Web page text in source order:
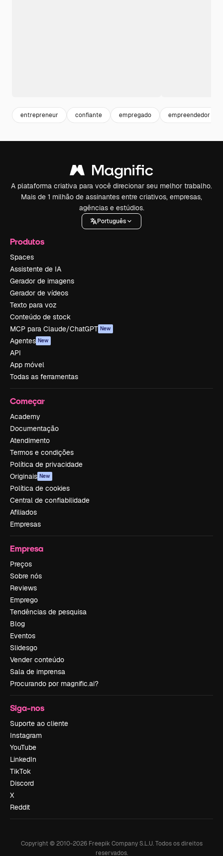
entrepreneur confiante empregado empreendedor
A plataforma criativa para você direcionar seu melhor trabalho.
Mais de 1 milhão de assinantes entre criativos, empresas,
agências e estúdios.
Português
Produtos
Spaces
Assistente de IA
Gerador de imagens
Gerador de vídeos
Texto para voz
Conteúdo de stock
MCP para Claude/ChatGPT New
Agentes New
API
App móvel
Todas as ferramentas
Começar
Academy
Documentação
Atendimento
Termos e condições
Política de privacidade
Originais New
Política de cookies
Central de confiabilidade
Afiliados
Empresas
Empresa
Preços
Sobre nós
Reviews
Emprego
Tendências de pesquisa
Blog
Eventos
Slidesgo
Vender conteúdo
Sala de imprensa
Procurando por magnific.ai?
Siga-nos
Suporte ao cliente
Instagram
YouTube
LinkedIn
TikTok
Discord
X
Reddit
Copyright © 2010-2026Freepik Company S.L.U. Todos os direitos
reservados.